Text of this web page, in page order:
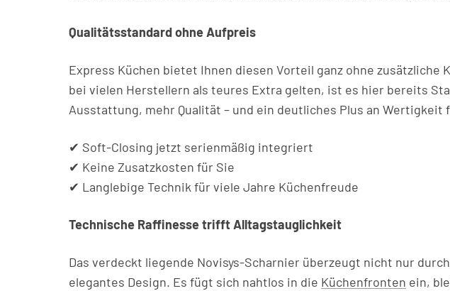
Qualitätsstandard ohne Aufpreis
Express Küchen bietet Ihnen diesen Vorteil ganz ohne zusätzliche
bei vielen Herstellern als teures Extra gelten, ist es hier bereits
Ausstattung, mehr Qualität – und ein deutliches Plus an Wertigkeit
✔ Soft-Closing jetzt serienmäßig integriert
✔ Keine Zusatzkosten für Sie
✔ Langlebige Technik für viele Jahre Küchenfreude
Technische Raffinesse trifft Alltagstauglichkeit
Das verdeckt liegende Novisys-Scharnier überzeugt nicht nur
elegantes Design. Es fügt sich nahtlos in die Küchenfronten ein,